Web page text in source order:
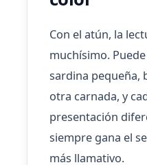
Con el atún, la
muchísimo.
sardina pequeña,
otra carnada, y
presentación
siempre gana el
más llamativo.